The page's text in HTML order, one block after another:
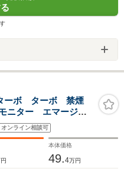
ーボ ターボ 禁煙
ニター エマージェ
ー ETC スマート
チアルミ オートエ
オンライン相談可
本体価格
49.4万円